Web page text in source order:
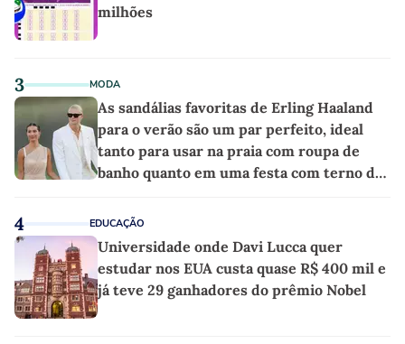
milhões
3 MODA
As sandálias favoritas de Erling Haaland
para o verão são um par perfeito, ideal
tanto para usar na praia com roupa de
banho quanto em uma festa com terno de
4 EDUCAÇÃO
Universidade onde Davi Lucca quer
estudar nos EUA custa quase R$ 400 mil e
já teve 29 ganhadores do prêmio Nobel